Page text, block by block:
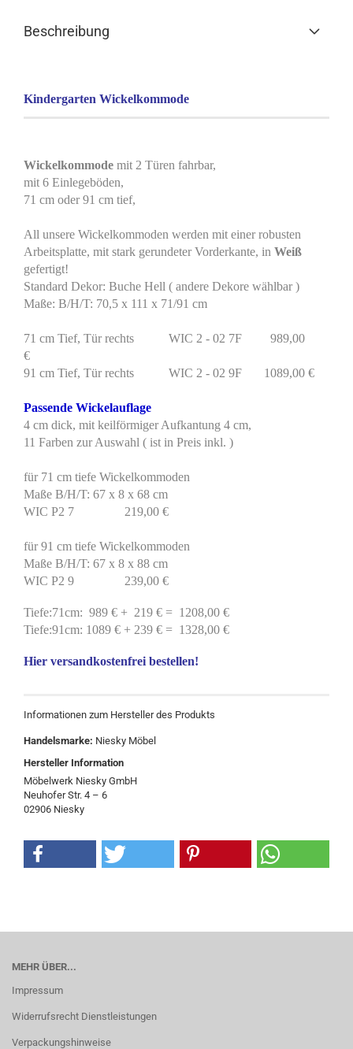
Beschreibung
Kindergarten Wickelkommode
Wickelkommode mit 2 Türen fahrbar,
mit 6 Einlegeböden,
71 cm oder 91 cm tief,
All unsere Wickelkommoden werden mit einer robusten
Arbeitsplatte, mit stark gerundeter Vorderkante, in Weiß
gefertigt!
Standard Dekor: Buche Hell ( andere Dekore wählbar )
Maße: B/H/T: 70,5 x 111 x 71/91 cm
71 cm Tief, Tür rechts WIC 2 - 02 7F 989,00
€
91 cm Tief, Tür rechts WIC 2 - 02 9F 1089,00 €
Passende Wickelauflage
4 cm dick, mit keilförmiger Aufkantung 4 cm,
11 Farben zur Auswahl ( ist in Preis inkl. )
für 71 cm tiefe Wickelkommoden
Maße B/H/T: 67 x 8 x 68 cm
WIC P2 7 219,00 €
für 91 cm tiefe Wickelkommoden
Maße B/H/T: 67 x 8 x 88 cm
WIC P2 9 239,00 €
Tiefe:71cm: 989 € + 219 € = 1208,00 €
Tiefe:91cm: 1089 € + 239 € = 1328,00 €
Hier versandkostenfrei bestellen!
Informationen zum Hersteller des Produkts
Handelsmarke: Niesky Möbel
Hersteller Information
Möbelwerk Niesky GmbH
Neuhofer Str. 4 – 6
02906 Niesky
MEHR ÜBER...
Impressum
Widerrufsrecht Dienstleistungen
Verpackungshinweise